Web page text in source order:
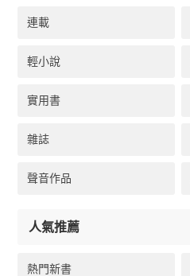
連載
輕小說
實用書
雜誌
聲音作品
人氣推薦
熱門新書